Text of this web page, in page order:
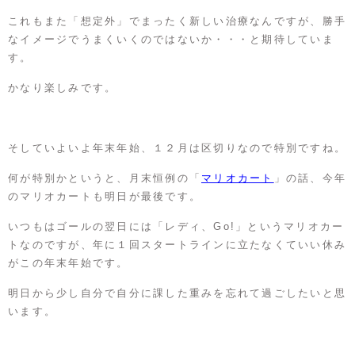
これもまた「想定外」でまったく新しい治療なんですが、勝手
なイメージでうまくいくのではないか・・・と期待していま
す。
かなり楽しみです。
そしていよいよ年末年始、１２月は区切りなので特別ですね。
何が特別かというと、月末恒例の「 マリオカート
」の話、今年
のマリオカートも明日が最後です。
いつもはゴールの翌日には「レディ、Go!」というマリオカー
トなのですが、年に１回スタートラインに立たなくていい休み
がこの年末年始です。
明日から少し自分で自分に課した重みを忘れて過ごしたいと思
います。